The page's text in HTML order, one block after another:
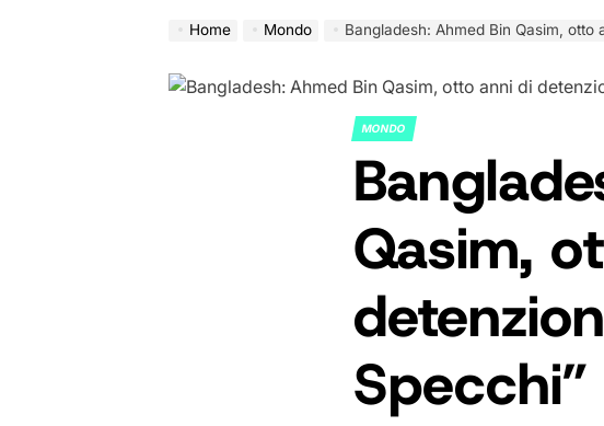
Home Mondo Bangladesh: Ahmed Bin Qasim, otto anni
POSTED
IN
MONDO
Qasim,
Specchi”